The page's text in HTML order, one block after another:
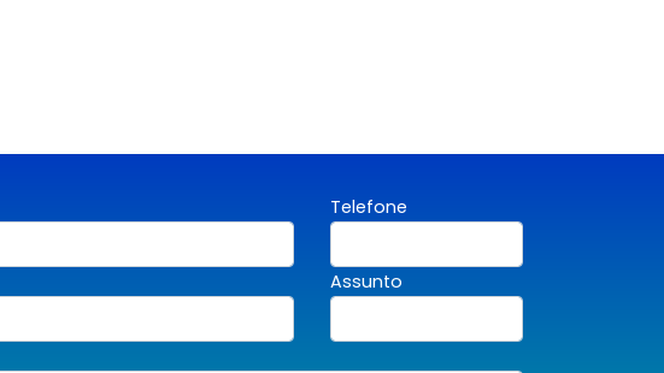
Telefone
Assunto